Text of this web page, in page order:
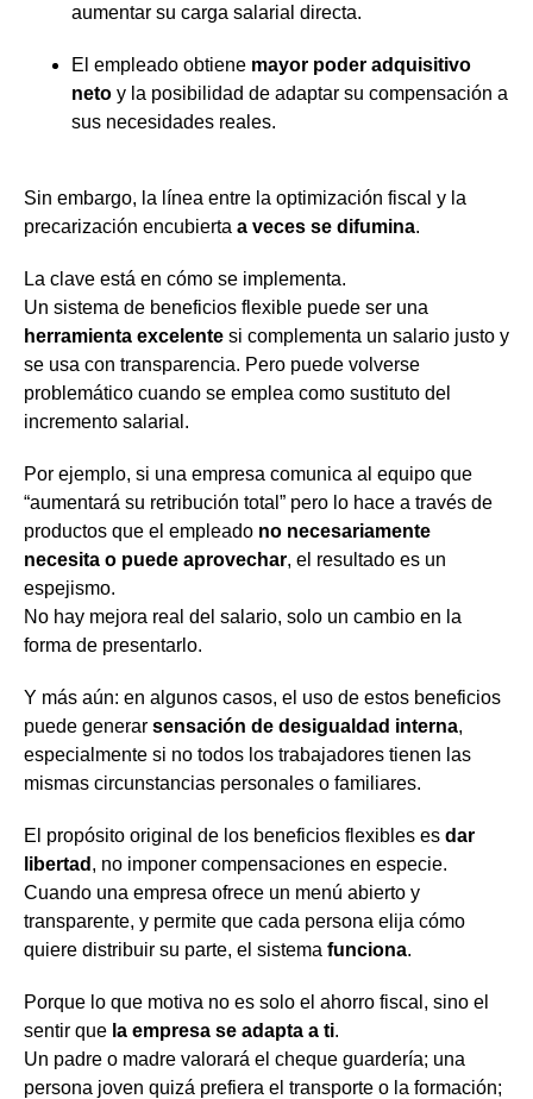
aumentar su carga salarial directa.
El empleado obtiene mayor poder adquisitivo
neto y la posibilidad de adaptar su compensación a
sus necesidades reales.
Sin embargo, la línea entre la optimización fiscal y la
precarización encubierta a veces se difumina.
La clave está en cómo se implementa.
Un sistema de beneficios flexible puede ser una
herramienta excelente si complementa un salario justo y
se usa con transparencia. Pero puede volverse
problemático cuando se emplea como sustituto del
incremento salarial.
Por ejemplo, si una empresa comunica al equipo que
“aumentará su retribución total” pero lo hace a través de
productos que el empleado no necesariamente
necesita o puede aprovechar, el resultado es un
espejismo.
No hay mejora real del salario, solo un cambio en la
forma de presentarlo.
Y más aún: en algunos casos, el uso de estos beneficios
puede generar sensación de desigualdad interna,
especialmente si no todos los trabajadores tienen las
mismas circunstancias personales o familiares.
El propósito original de los beneficios flexibles es dar
libertad , no imponer compensaciones en especie.
Cuando una empresa ofrece un menú abierto y
transparente, y permite que cada persona elija cómo
quiere distribuir su parte, el sistema funciona.
Porque lo que motiva no es solo el ahorro fiscal, sino el
sentir que la empresa se adapta a ti.
Un padre o madre valorará el cheque guardería; una
persona joven quizá prefiera el transporte o la formación;